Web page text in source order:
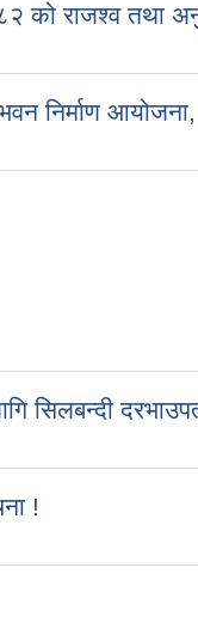
राजश्व तथा
निर्माण
सिलबन्दी
!